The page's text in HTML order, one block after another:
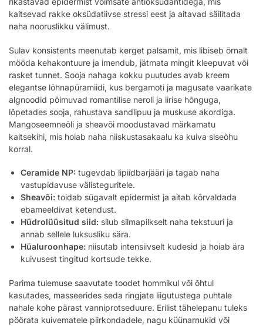
kaitsevad rakke oksüdatiivse stressi eest ja aitavad säilitada
naha nooruslikku välimust.
Sulav konsistents meenutab kerget palsamit, mis libiseb õrnalt
mööda kehakontuure ja imendub, jätmata mingit kleepuvat või
rasket tunnet. Sooja nahaga kokku puutudes avab kreem
elegantse lõhnapüramiidi, kus bergamoti ja magusate vaarikate
algnoodid põimuvad romantilise neroli ja iirise hõnguga,
lõpetades sooja, rahustava sandlipuu ja muskuse akordiga.
Mangoseemneõli ja sheavõi moodustavad märkamatu
kaitsekihi, mis hoiab naha niiskustasakaalu ka kuiva siseõhu
korral.
Ceramide NP: tugevdab lipiidbarjääri ja tagab naha
vastupidavuse välisteguritele.
Sheavõi: toidab sügavalt epidermist ja aitab kõrvaldada
ebameeldivat ketendust.
Hüdrolüüsitud siid: silub silmapilkselt naha tekstuuri ja
annab sellele luksusliku sära.
Hüaluroonhape: niisutab intensiivselt kudesid ja hoiab ära
kuivusest tingitud kortsude tekke.
Parima tulemuse saavutate toodet hommikul või õhtul
kasutades, masseerides seda ringjate liigutustega puhtale
nahale kohe pärast vanniprotseduure. Erilist tähelepanu tuleks
pöörata kuivematele piirkondadele, nagu küünarnukid või